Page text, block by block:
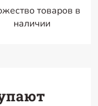
товаров в
наличии